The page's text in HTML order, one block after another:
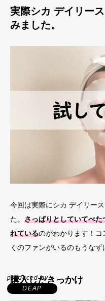
produced by
DEAP
実際シカ デイリー
みました。
今回は実際にシカ デイリー
た。 さっぱりとしていてべ
れているのがわかります！コ
くのファンがいるのもうなず
購入したきっかけ